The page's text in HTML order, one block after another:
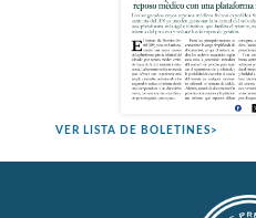
VER LISTA DE BOLETINES>